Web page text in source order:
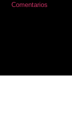
Comentarios